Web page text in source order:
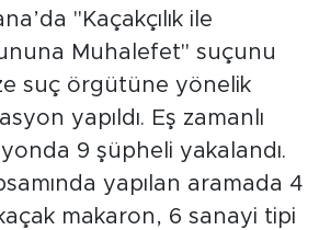
"Kaçakçılık ile
Muhalefet" suçunu
suç örgütüne yönelik
yapıldı. Eş zamanlı
9 şüpheli yakalandı.
yapılan aramada 4
makaron, 6 sanayi tipi